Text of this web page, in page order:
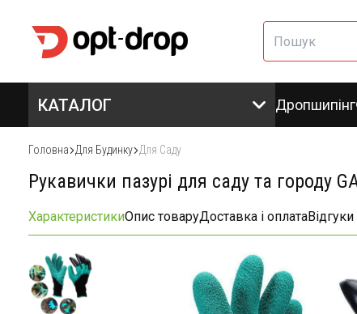
КАТАЛОГ Дропшипінг
Головна Для Будинку Для Саду
Рукавички пазурі для саду та городу
ХарактеристикиОпис товаруДоставка і оплатаВідгуки